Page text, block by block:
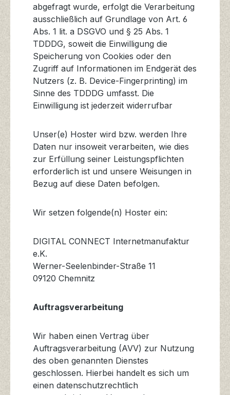
abgefragt wurde, erfolgt die Verarbeitung
ausschließlich auf Grundlage von Art. 6
Abs. 1 lit. a DSGVO und § 25 Abs. 1
TDDDG, soweit die Einwilligung die
Speicherung von Cookies oder den
Zugriff auf Informationen im Endgerät des
Nutzers (z. B. Device-Fingerprinting) im
Sinne des TDDDG umfasst. Die
Einwilligung ist jederzeit widerrufbar
Unser(e) Hoster wird bzw. werden Ihre
Daten nur insoweit verarbeiten, wie dies
zur Erfüllung seiner Leistungspflichten
erforderlich ist und unsere Weisungen in
Bezug auf diese Daten befolgen.
Wir setzen folgende(n) Hoster ein:
DIGITAL CONNECT Internetmanufaktur
e.K.
Werner-Seelenbinder-Straße 11
09120 Chemnitz
Auftragsverarbeitung
Wir haben einen Vertrag über
Auftragsverarbeitung (AVV) zur Nutzung
des oben genannten Dienstes
geschlossen. Hierbei handelt es sich um
einen datenschutzrechtlich